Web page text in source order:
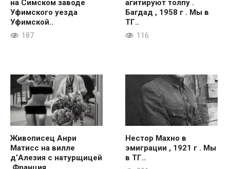
на Симском заводе
Уфимского уезда
Уфимской..
187
агитируют толпу .
Багдад , 1958 г . Мы в
ТГ..
116
Живописец Анри
Матисс на вилле
д’Алезия с натурщицей
Нестор Махно в
эмиграции , 1921 г . Мы
в ТГ..